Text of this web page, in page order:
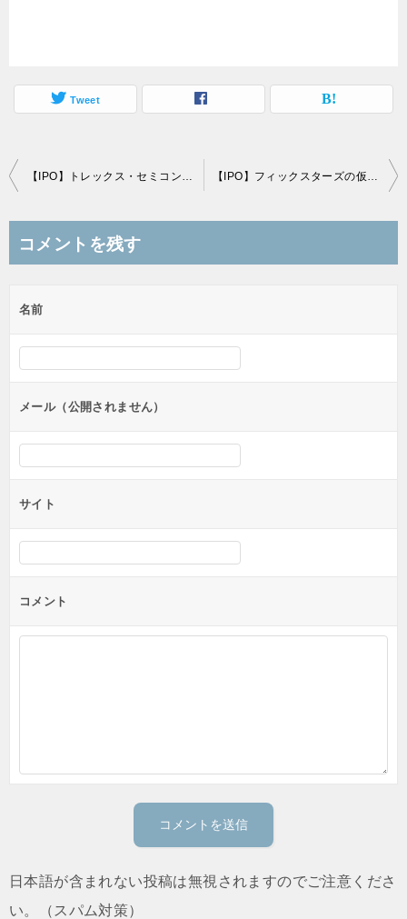
Tweet
投
ビ
ー
シ
ン
【IPO】トレックス・セミコンダクターの仮条件発表、上限想定価格設定 【IPO】フィックスターズの仮条件発表、下限想定価格の強気設定
コメントを残す
名前
メール（公開されません）
サイト
コメント
日本語が含まれない投稿は無視されますのでご注意くださ
い。（スパム対策）